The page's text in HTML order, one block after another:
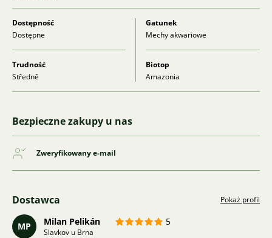
Dostępność
Dostępne
Gatunek
Mechy akwariowe
Trudność
Středně
Biotop
Amazonia
Bezpieczne zakupy u nas
Zweryfikowany e-mail
Dostawca Pokaż profil
MP Milan Pelikán 5
Slavkov u Brna